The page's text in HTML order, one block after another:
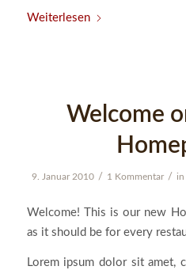
Weiterlesen
Welcome
9. Januar 2010 / 1 Kommentar / in
Welcome! This is our new
as it should be for every
Lorem ipsum dolor sit amet,